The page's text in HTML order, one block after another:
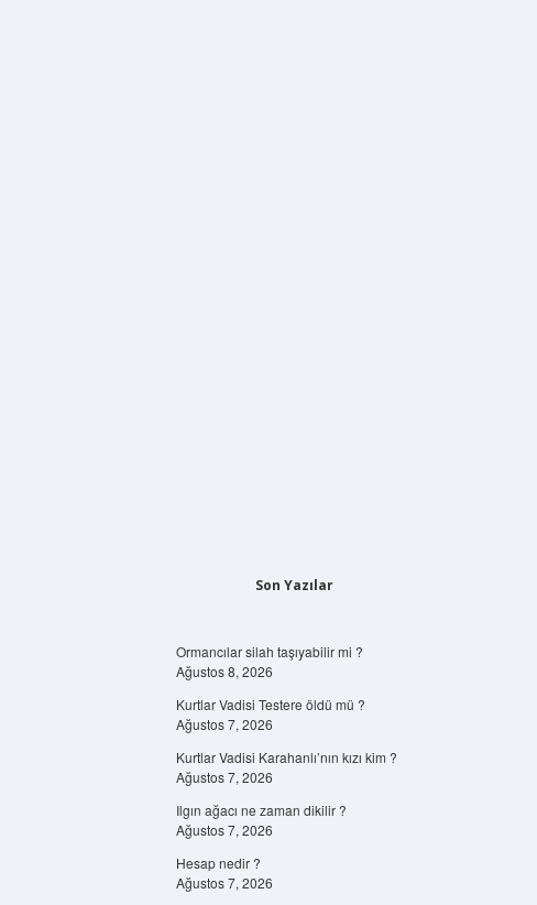
Son Yazılar
Ormancılar silah taşıyabilir mi ?
Ağustos 8, 2026
Kurtlar Vadisi Testere öldü mü ?
Ağustos 7, 2026
Kurtlar Vadisi Karahanlı’nın kızı kim ?
Ağustos 7, 2026
Ilgın ağacı ne zaman dikilir ?
Ağustos 7, 2026
Hesap nedir ?
Ağustos 7, 2026